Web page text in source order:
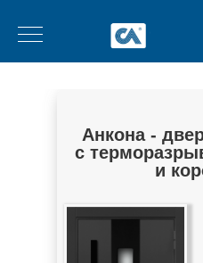
Анкона -
с
и